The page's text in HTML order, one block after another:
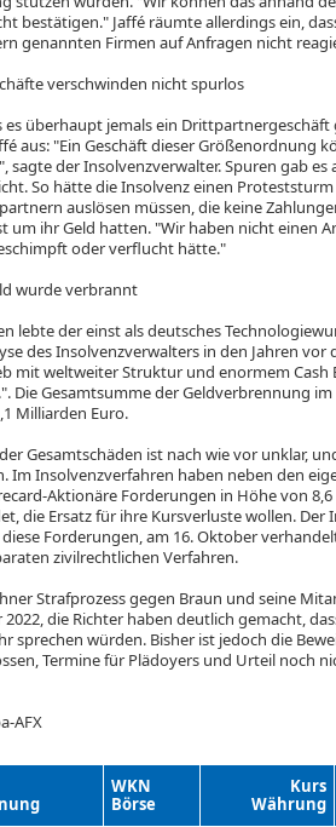
bestätigen." Jaffé räumte allerdings ein,
genannten Firmen auf Anfragen nicht
verschwinden nicht spurlos
es überhaupt jemals ein
aus: "Ein Geschäft dieser Größenordnung
sagte der Insolvenzverwalter. Spuren gab es
So hätte die Insolvenz einen
auslösen müssen, die keine
um ihr Geld hatten. "Wir haben nicht einen
oder verflucht hätte."
wurde verbrannt
lebte der einst als deutsches
des Insolvenzverwalters in den Jahren
mit weltweiter Struktur und enormem Cash
Die Gesamtsumme der Geldverbrennung
Milliarden Euro.
Gesamtschäden ist nach wie vor unklar,
Im Insolvenzverfahren haben neben den
Aktionäre Forderungen in Höhe von
die Ersatz für ihre Kursverluste wollen. Der
Forderungen, am 16. Oktober
zivilrechtlichen Verfahren.
Strafprozess gegen Braun und seine
2022, die Richter haben deutlich gemacht,
sprechen würden. Bisher ist jedoch die
Termine für Plädoyers und Urteil noch
AFX
WKN
Börse
Kurs
Währung